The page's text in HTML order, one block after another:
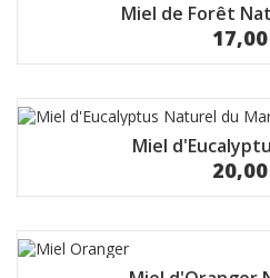
Miel de Forêt
WEB
Miel